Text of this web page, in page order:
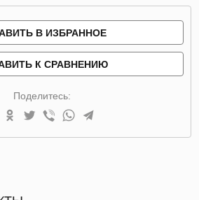
В ИЗБРАННОЕ
К СРАВНЕНИЮ
Поделитесь: